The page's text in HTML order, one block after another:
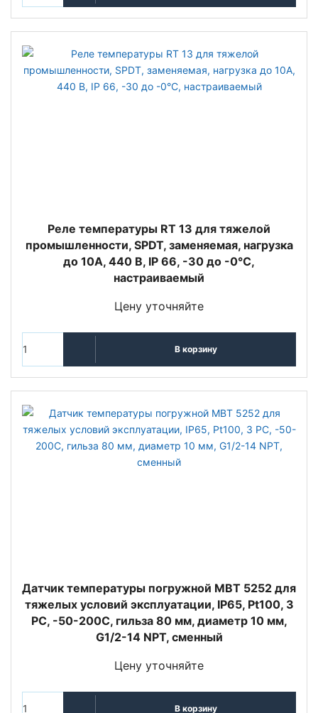
Реле температуры RT 13 для тяжелой
промышленности, SPDT, заменяемая, нагрузка
до 10А, 440 В, IP 66, -30 до -0°С,
настраиваемый
Цену уточняйте
В корзину
Датчик температуры погружной MBT 5252 для
тяжелых условий эксплуатации, IP65, Pt100, 3
РС, -50-200C, гильза 80 мм, диаметр 10 мм,
G1/2-14 NPT, сменный
Цену уточняйте
В корзину